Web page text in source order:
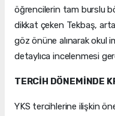
öğrencilerin tam burslu
dikkat çeken Tekbaş,
göz önüne alınarak okul
detaylıca incelenmesi
TERCİH DÖNEMİNDE
YKS tercihlerine ilişkin